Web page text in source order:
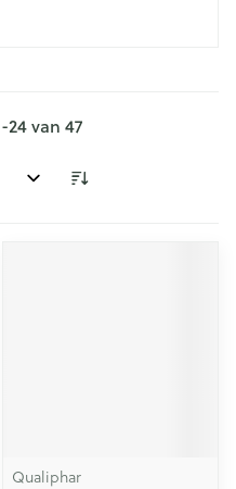
-24van 47
Qualiphar